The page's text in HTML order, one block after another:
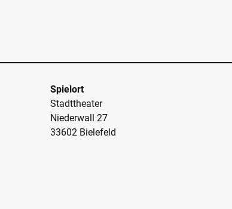
Spielort
Stadttheater
Niederwall 27
33602 Bielefeld